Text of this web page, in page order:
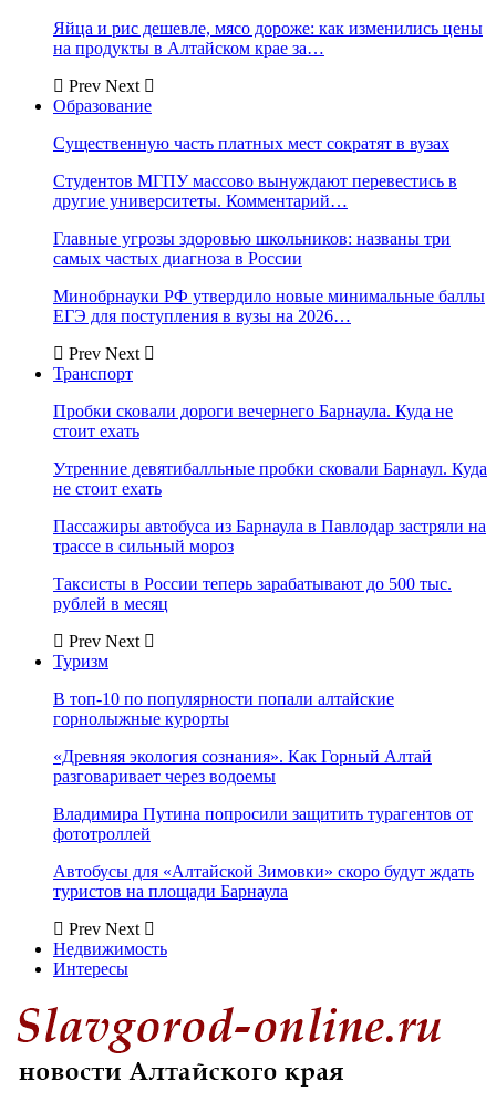
Яйца и рис дешевле, мясо дороже: как изменились цены
на продукты в Алтайском крае за…
Prev Next
Образование
Существенную часть платных мест сократят в вузах
Студентов МГПУ массово вынуждают перевестись в
другие университеты. Комментарий…
Главные угрозы здоровью школьников: названы три
самых частых диагноза в России
Минобрнауки РФ утвердило новые минимальные баллы
ЕГЭ для поступления в вузы на 2026…
Prev Next
Транспорт
Пробки сковали дороги вечернего Барнаула. Куда не
стоит ехать
Утренние девятибалльные пробки сковали Барнаул. Куда
не стоит ехать
Пассажиры автобуса из Барнаула в Павлодар застряли на
трассе в сильный мороз
Таксисты в России теперь зарабатывают до 500 тыс.
рублей в месяц
Prev Next
Туризм
В топ-10 по популярности попали алтайские
горнолыжные курорты
«Древняя экология сознания». Как Горный Алтай
разговаривает через водоемы
Владимира Путина попросили защитить турагентов от
фототроллей
Автобусы для «Алтайской Зимовки» скоро будут ждать
туристов на площади Барнаула
Prev Next
Недвижимость
Интересы